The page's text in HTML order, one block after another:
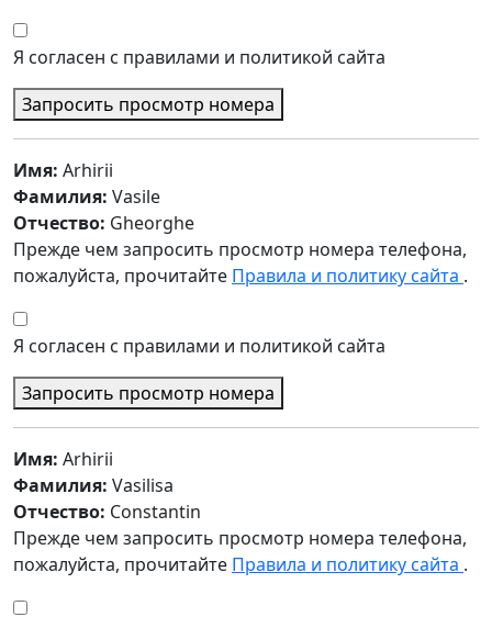
Я согласен с правилами и политикой сайта
Запросить просмотр номера
Имя: Arhirii
Фамилия: Vasile
Отчество: Gheorghe
Прежде чем запросить просмотр номера телефона,
пожалуйста, прочитайте Правила и политику сайта .
Я согласен с правилами и политикой сайта
Запросить просмотр номера
Имя: Arhirii
Фамилия: Vasilisa
Отчество: Constantin
Прежде чем запросить просмотр номера телефона,
пожалуйста, прочитайте Правила и политику сайта .